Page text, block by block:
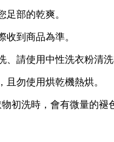
部的乾爽。
到商品為準。
請使用中性洗衣粉清
勿使用烘乾機熱烘。
初洗時，會有微量的褪